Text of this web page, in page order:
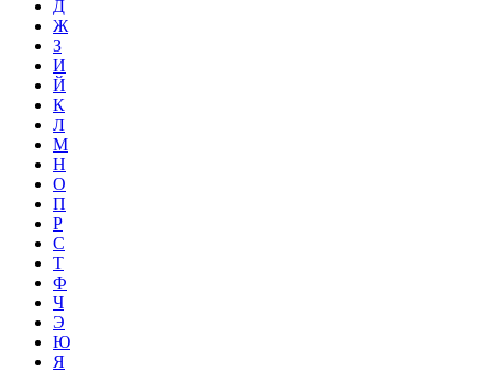
Д
Ж
З
И
Й
К
Л
М
Н
О
П
Р
С
Т
Ф
Ч
Э
Ю
Я